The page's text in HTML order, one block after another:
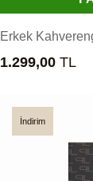
Erkek
1.299,00TL
İndirim